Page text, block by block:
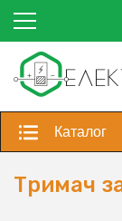
Каталог
Тримач